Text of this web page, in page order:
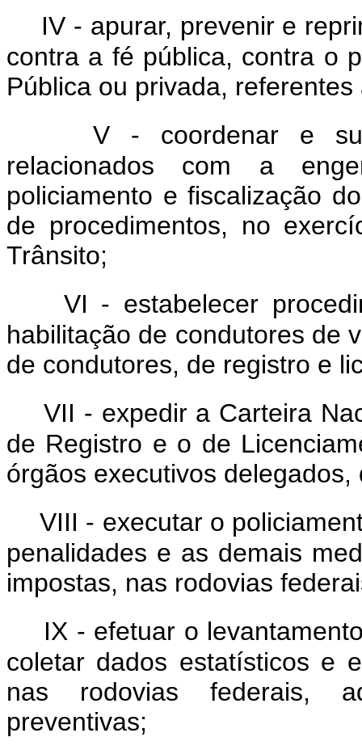
IV - apurar, prevenir e
contra a fé pública, contra o
Pública ou privada,
V - coordenar e
relacionados com a
policiamento e fiscalização
de procedimentos, no
Trânsito;
VI - estabelecer
habilitação de condutores de
de condutores, de registro e
VII - expedir a Carteira
de Registro e o de
órgãos executivos
VIII - executar o
penalidades e as demais
impostas, nas rodovias
IX - efetuar o
coletar dados estatísticos e
nas rodovias federais,
preventivas;